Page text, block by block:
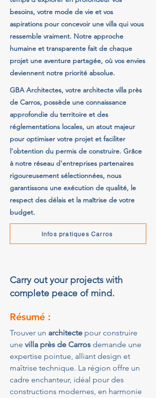
besoins, votre mode de vie et vos
aspirations pour concevoir une villa qui vous
ressemble vraiment. Notre approche
humaine et transparente fait de chaque
projet une aventure partagée, où vos envies
deviennent notre priorité absolue.
GBA Architectes, votre architecte villa près
de Carros, possède une connaissance
approfondie du territoire et des
réglementations locales, un atout majeur
pour optimiser votre projet et faciliter
l'obtention du permis de construire. Grâce
à notre réseau d'entreprises partenaires
rigoureusement sélectionnées, nous
garantissons une exécution de qualité, le
respect des délais et la maîtrise de votre
budget.
Infos pratiques Carros
Carry out your projects with
complete peace of mind.
Résumé :
Trouver un architecte pour construire
une villa près de Carros demande une
expertise pointue, alliant design et
maîtrise technique. La région offre un
cadre enchanteur, idéal pour des
constructions modernes, en harmonie